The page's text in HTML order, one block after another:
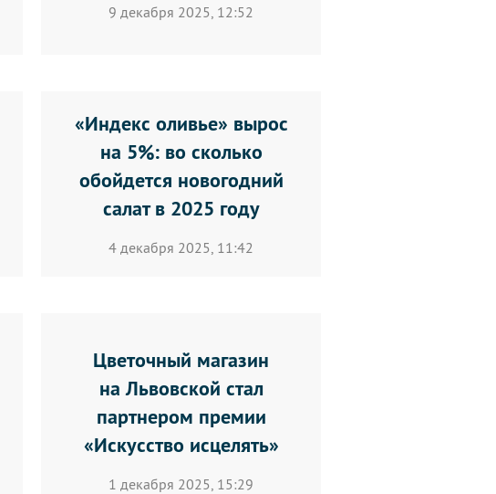
9 декабря 2025, 12:52
«Индекс оливье» вырос
на 5%: во сколько
обойдется новогодний
салат в 2025 году
4 декабря 2025, 11:42
Цветочный магазин
на Львовской стал
партнером премии
«Искусство исцелять»
1 декабря 2025, 15:29